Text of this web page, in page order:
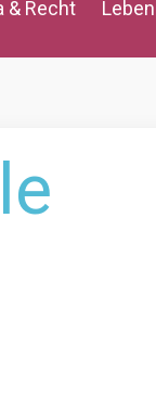
& Recht